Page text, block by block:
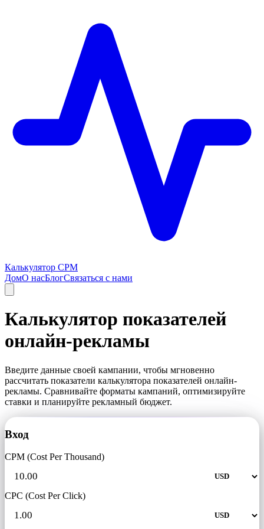
Калькулятор CPM
ДомО насБлогСвязаться с нами
Калькулятор показателей
онлайн-рекламы
Введите данные своей кампании, чтобы мгновенно
рассчитать показатели калькулятора показателей онлайн-
рекламы. Сравнивайте форматы кампаний, оптимизируйте
ставки и планируйте рекламный бюджет.
Вход
CPM (Cost Per Thousand)
CPC (Cost Per Click)